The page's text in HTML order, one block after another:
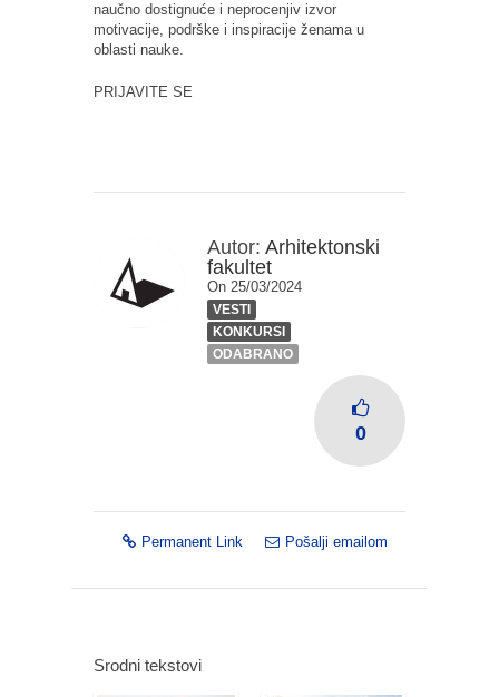
naučno dostignuće i neprocenjiv izvor
motivacije, podrške i inspiracije ženama u
oblasti nauke.
PRIJAVITE SE
Autor: Arhitektonski
fakultet
On 25/03/2024
VESTI
KONKURSI
ODABRANO
0
Permanent Link Pošalji emailom
Srodni tekstovi